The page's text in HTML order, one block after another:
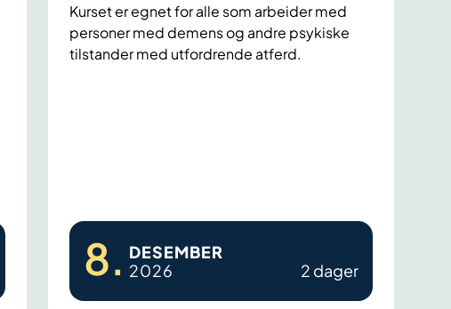
Kurset er egnet for alle som arbeider med
personer med demens og andre psykiske
tilstander med utfordrende atferd.
r
8. DESEMBER
2026
2 dager